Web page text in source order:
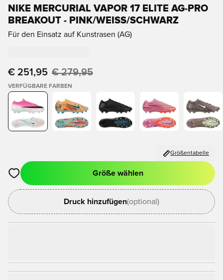
NIKE MERCURIAL VAPOR 17 ELITE AG-PRO
BREAKOUT - PINK/WEISS/SCHWARZ
Für den Einsatz auf Kunstrasen (AG)
€ 251,95 € 279,95
VERFÜGBARE FARBEN
Größentabelle
Öffnet ein Fenster zum Anmelden oder Registrieren als
Größe wählen
Druck hinzufügen(optional)